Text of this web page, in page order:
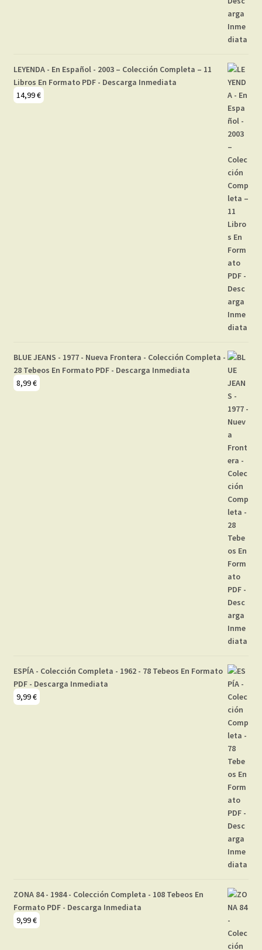
LEYENDA - En Español - 2003 – Colección Completa – 11
Libros En Formato PDF - Descarga Inmediata
14,99€
BLUE JEANS - 1977 - Nueva Frontera - Colección Completa -
28 Tebeos En Formato PDF - Descarga Inmediata
8,99€
ESPÍA - Colección Completa - 1962 - 78 Tebeos En Formato
PDF - Descarga Inmediata
9,99€
ZONA 84 - 1984 - Colección Completa - 108 Tebeos En
Formato PDF - Descarga Inmediata
9,99€